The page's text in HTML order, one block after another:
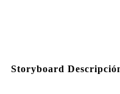
Storyboard